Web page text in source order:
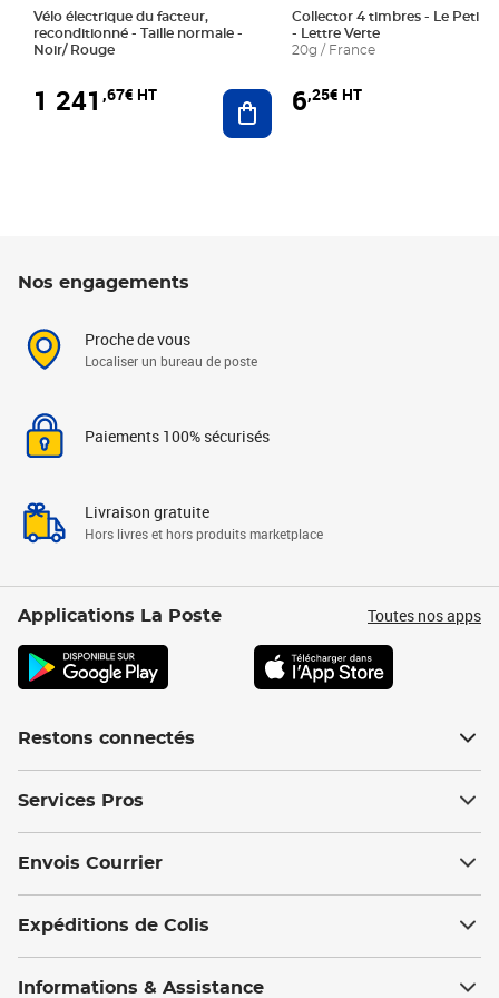
Vélo électrique du facteur,
reconditionné - Taille normale -
Noir/ Rouge
1 241 ,67€ HT Ajouter au panier
Collector 4 timbres - Le Petit
- Lettre Verte
20g / France
6,25€ HT
Nos engagements
Proche de vous
Localiser un bureau de poste
Paiements 100% sécurisés
Livraison gratuite
Hors livres et hors produits marketplace
Applications La Poste Toutes nos apps
Restons connectés
Services Pros
Envois Courrier
Expéditions de Colis
Informations & Assistance